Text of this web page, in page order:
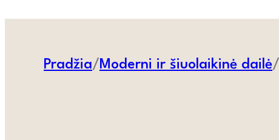
Pradžia/Moderni ir šiuolaikinė dailė/